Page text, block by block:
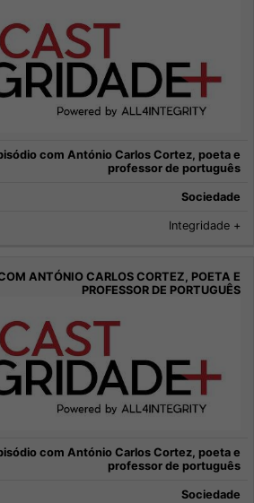
com António Carlos Cortez, poeta e
professor de português
Sociedade
Integridade +
com António Carlos Cortez, poeta e
professor de português
Sociedade